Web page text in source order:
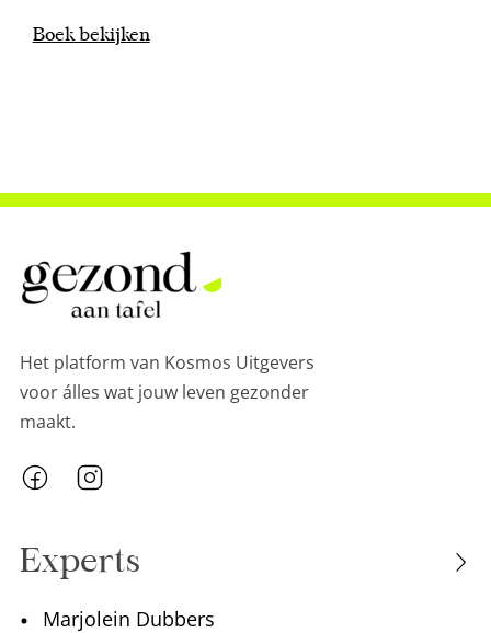
Boek bekijken
Het platform van Kosmos Uitgevers
voor álles wat jouw leven gezonder
maakt.
Experts
Marjolein Dubbers